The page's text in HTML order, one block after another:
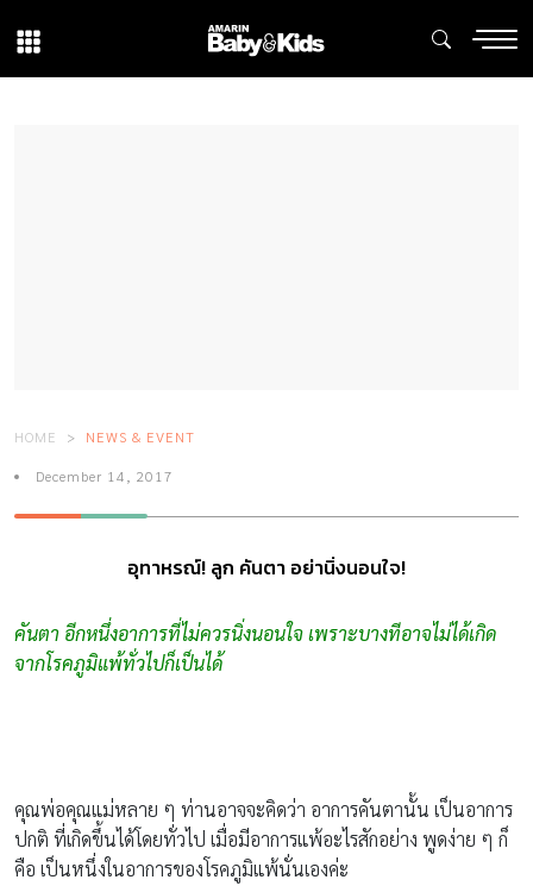
HOME NEWS & EVENT
December 14, 2017
อุทาหรณ์! ลูก คันตา อย่านิ่งนอนใจ!
คันตา อีกหนึ่งอาการที่ไม่ควรนิ่งนอนใจ เพราะบางทีอาจไม่ได้เกิด
จากโรคภูมิแพ้ทั่วไปก็เป็นได้
คุณพ่อคุณแม่หลาย ๆ ท่านอาจจะคิดว่า อาการคันตานั้น เป็นอาการ
ปกติ ที่เกิดขึ้นได้โดยทั่วไป เมื่อมีอาการแพ้อะไรสักอย่าง พูดง่าย ๆ ก็
คือ เป็นหนึ่งในอาการของโรคภูมิแพ้นั่นเองค่ะ